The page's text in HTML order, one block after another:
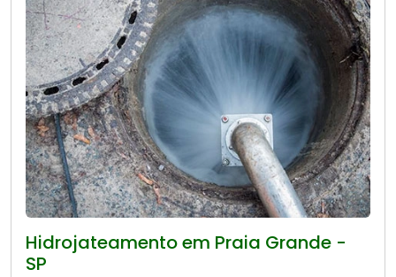
Hidrojateamento em Praia Grande -
SP